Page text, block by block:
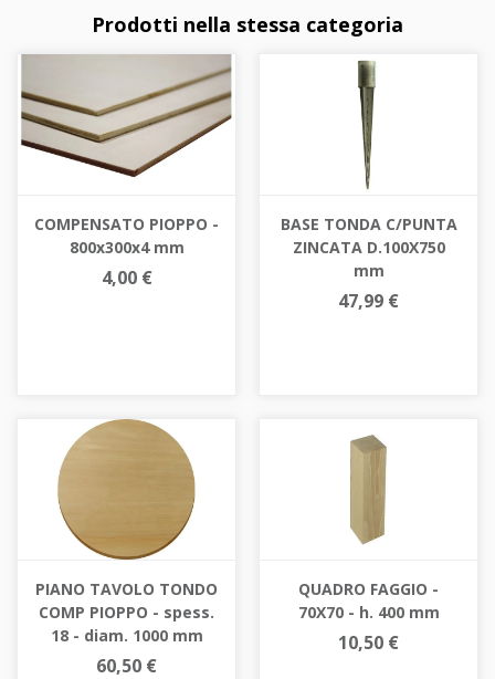
Prodotti nella stessa categoria
COMPENSATO PIOPPO -
800x300x4 mm
4,00 €
BASE TONDA C/PUNTA
ZINCATA D.100X750
mm
47,99 €
PIANO TAVOLO TONDO
COMP PIOPPO - spess.
18 - diam. 1000 mm
60,50 €
QUADRO FAGGIO -
70X70 - h. 400 mm
10,50 €